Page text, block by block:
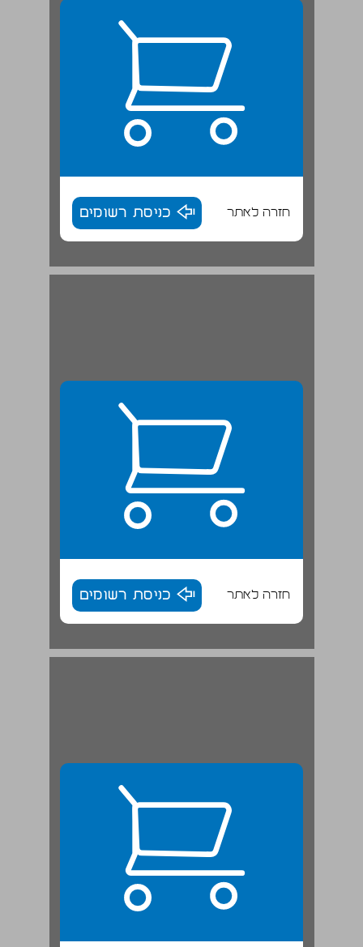
חזרה לאתר כניסת רשומים
חזרה לאתר כניסת רשומים